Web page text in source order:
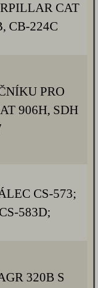
CAT
CB-224C
PRO
906H, SDH
CS-573;
583D;
320B S